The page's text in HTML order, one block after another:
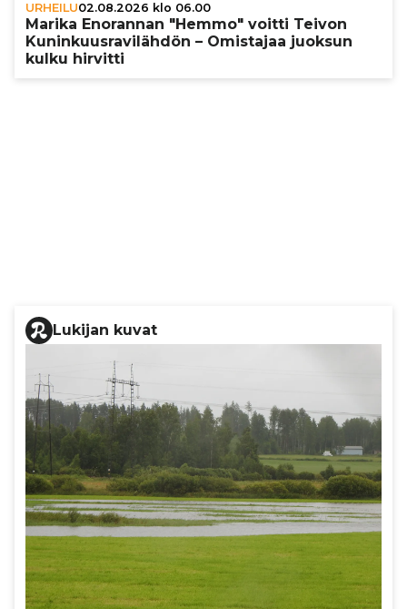
URHEILU02.08.2026 klo 06.00
Marika Enorannan "Hemmo" voitti Teivon
Kunin­kuus­ra­vi­läh­dön – Omistajaa juoksun
kulku hirvitti
Lukijan kuvat